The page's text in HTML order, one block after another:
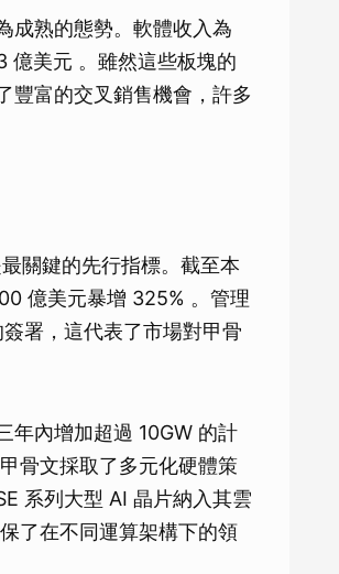
成熟的態勢。軟體收入為
億美元 。雖然這些板塊的
豐富的交叉銷售機會，許多
關鍵的先行指標。截至本
億美元暴增 325% 。管理
署，這代表了市場對甲骨
年內增加超過 10GW 的計
骨文採取了多元化硬體策
系列大型 AI 晶片納入其雲
了在不同運算架構下的領